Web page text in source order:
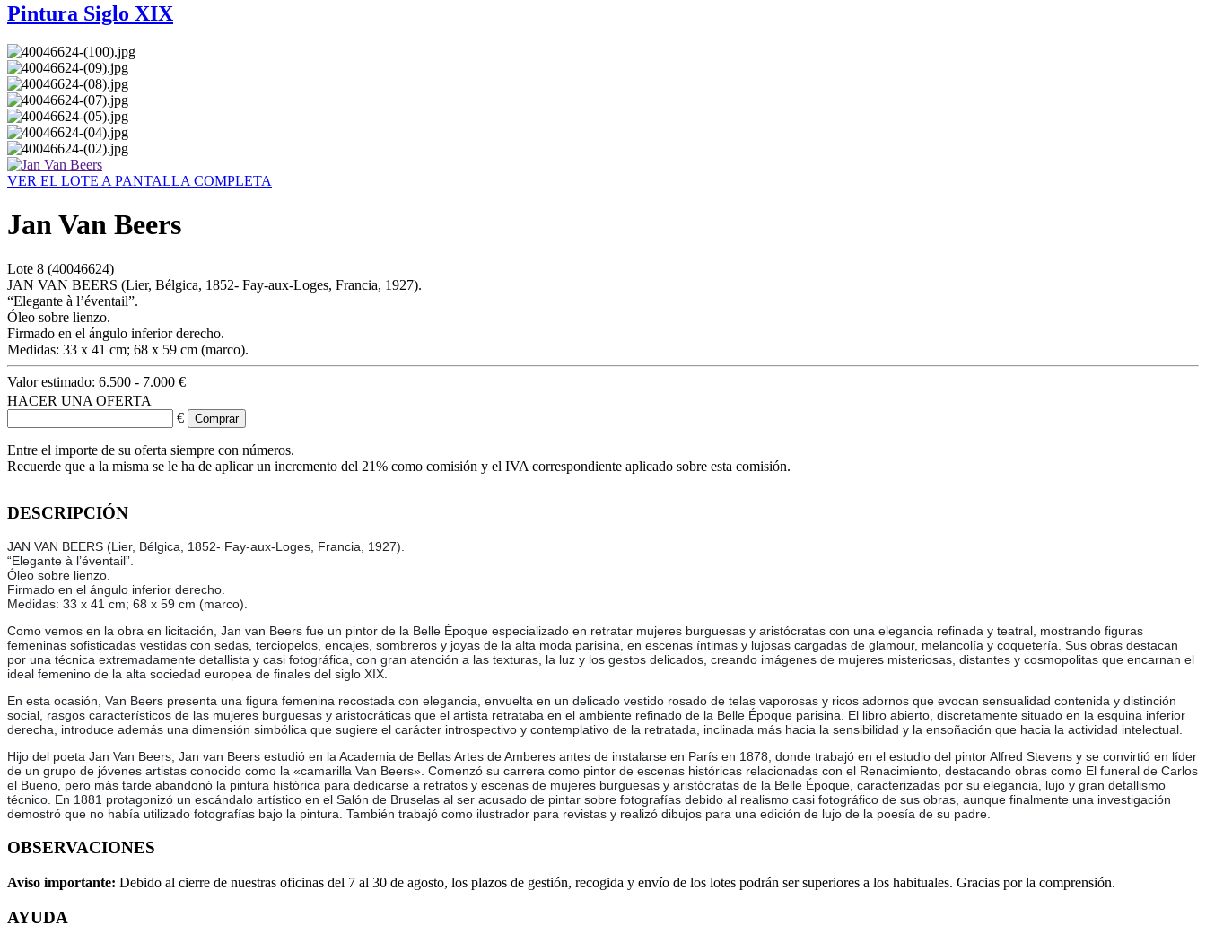
Pintura Siglo XIX
VER EL LOTE A PANTALLA COMPLETA
Jan Van Beers
Lote 8 (40046624)
JAN VAN BEERS (Lier, Bélgica, 1852- Fay-aux-Loges, Francia, 1927).
“Elegante à l’éventail”.
Óleo sobre lienzo.
Firmado en el ángulo inferior derecho.
Medidas: 33 x 41 cm; 68 x 59 cm (marco).
Valor estimado: 6.500 - 7.000 €
HACER UNA OFERTA
€
Entre el importe de su oferta siempre con números.
Recuerde que a la misma se le ha de aplicar un incremento del 21% como comisión y el IVA correspondiente aplicado sobre esta comisión.
DESCRIPCIÓN
JAN VAN BEERS (Lier, Bélgica, 1852- Fay-aux-Loges, Francia, 1927).
“Elegante à l’éventail”.
Óleo sobre lienzo.
Firmado en el ángulo inferior derecho.
Medidas: 33 x 41 cm; 68 x 59 cm (marco).
Como vemos en la obra en licitación, Jan van Beers fue un pintor de la Belle Époque especializado en retratar mujeres burguesas y aristócratas con una elegancia refinada y teatral, mostrando figuras
femeninas sofisticadas vestidas con sedas, terciopelos, encajes, sombreros y joyas de la alta moda parisina, en escenas íntimas y lujosas cargadas de glamour, melancolía y coquetería. Sus obras destacan
por una técnica extremadamente detallista y casi fotográfica, con gran atención a las texturas, la luz y los gestos delicados, creando imágenes de mujeres misteriosas, distantes y cosmopolitas que encarnan el
ideal femenino de la alta sociedad europea de finales del siglo XIX.
En esta ocasión, Van Beers presenta una figura femenina recostada con elegancia, envuelta en un delicado vestido rosado de telas vaporosas y ricos adornos que evocan sensualidad contenida y distinción
social, rasgos característicos de las mujeres burguesas y aristocráticas que el artista retrataba en el ambiente refinado de la Belle Époque parisina. El libro abierto, discretamente situado en la esquina inferior
derecha, introduce además una dimensión simbólica que sugiere el carácter introspectivo y contemplativo de la retratada, inclinada más hacia la sensibilidad y la ensoñación que hacia la actividad intelectual.
Hijo del poeta Jan Van Beers, Jan van Beers estudió en la Academia de Bellas Artes de Amberes antes de instalarse en París en 1878, donde trabajó en el estudio del pintor Alfred Stevens y se convirtió en líder
de un grupo de jóvenes artistas conocido como la «camarilla Van Beers». Comenzó su carrera como pintor de escenas históricas relacionadas con el Renacimiento, destacando obras como El funeral de Carlos
el Bueno, pero más tarde abandonó la pintura histórica para dedicarse a retratos y escenas de mujeres burguesas y aristócratas de la Belle Époque, caracterizadas por su elegancia, lujo y gran detallismo
técnico. En 1881 protagonizó un escándalo artístico en el Salón de Bruselas al ser acusado de pintar sobre fotografías debido al realismo casi fotográfico de sus obras, aunque finalmente una investigación
demostró que no había utilizado fotografías bajo la pintura. También trabajó como ilustrador para revistas y realizó dibujos para una edición de lujo de la poesía de su padre.
OBSERVACIONES
Aviso importante: Debido al cierre de nuestras oficinas del 7 al 30 de agosto, los plazos de gestión, recogida y envío de los lotes podrán ser superiores a los habituales. Gracias por la comprensión.
AYUDA